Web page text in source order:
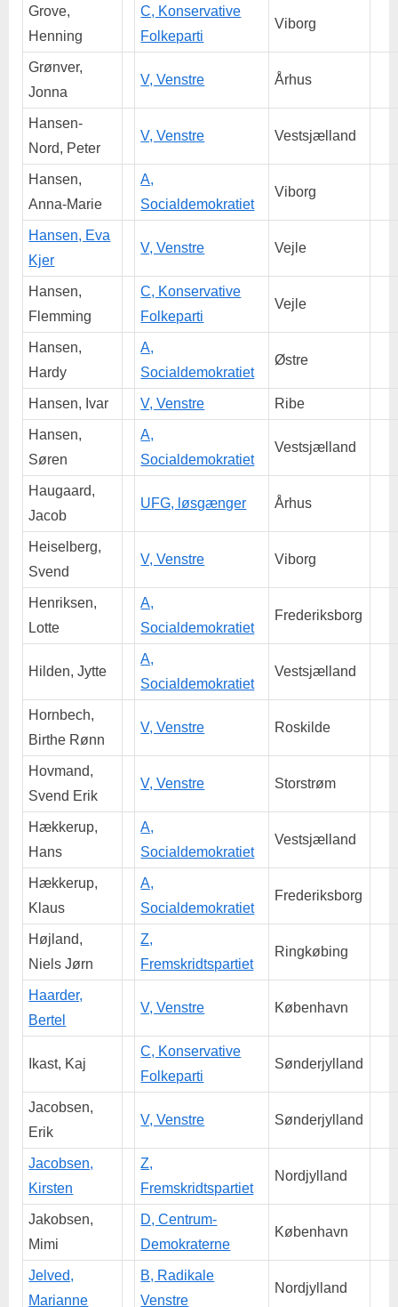
Grove,
Henning
C, Konservative
Folkeparti
Viborg
Grønver,
Jonna
V, Venstre Århus
Hansen-
Nord, Peter
V, Venstre Vestsjælland
Hansen,
Anna-Marie
A,
Socialdemokratiet
Viborg
Hansen, Eva
Kjer
V, Venstre Vejle
Hansen,
Flemming
C, Konservative
Folkeparti
Vejle
Hansen,
Hardy
A,
Socialdemokratiet
Østre
Hansen, Ivar V, Venstre Ribe
Hansen,
Søren
A,
Socialdemokratiet
Vestsjælland
Haugaard,
Jacob
UFG, løsgænger Århus
Heiselberg,
Svend
V, Venstre Viborg
Henriksen,
Lotte
A,
Socialdemokratiet
Frederiksborg
Hilden, Jytte
A,
Socialdemokratiet
Vestsjælland
Hornbech,
Birthe Rønn
V, Venstre Roskilde
Hovmand,
Svend Erik
V, Venstre Storstrøm
Hækkerup,
Hans
A,
Socialdemokratiet
Vestsjælland
Hækkerup,
Klaus
A,
Socialdemokratiet
Frederiksborg
Højland,
Niels Jørn
Z,
Fremskridtspartiet
Ringkøbing
Haarder,
Bertel
V, Venstre København
Ikast, Kaj
C, Konservative
Folkeparti
Sønderjylland
Jacobsen,
Erik
V, Venstre Sønderjylland
Jacobsen,
Kirsten
Z,
Fremskridtspartiet
Nordjylland
Jakobsen,
Mimi
D, Centrum-
Demokraterne
København
Jelved,
Marianne
B, Radikale
Venstre
Nordjylland